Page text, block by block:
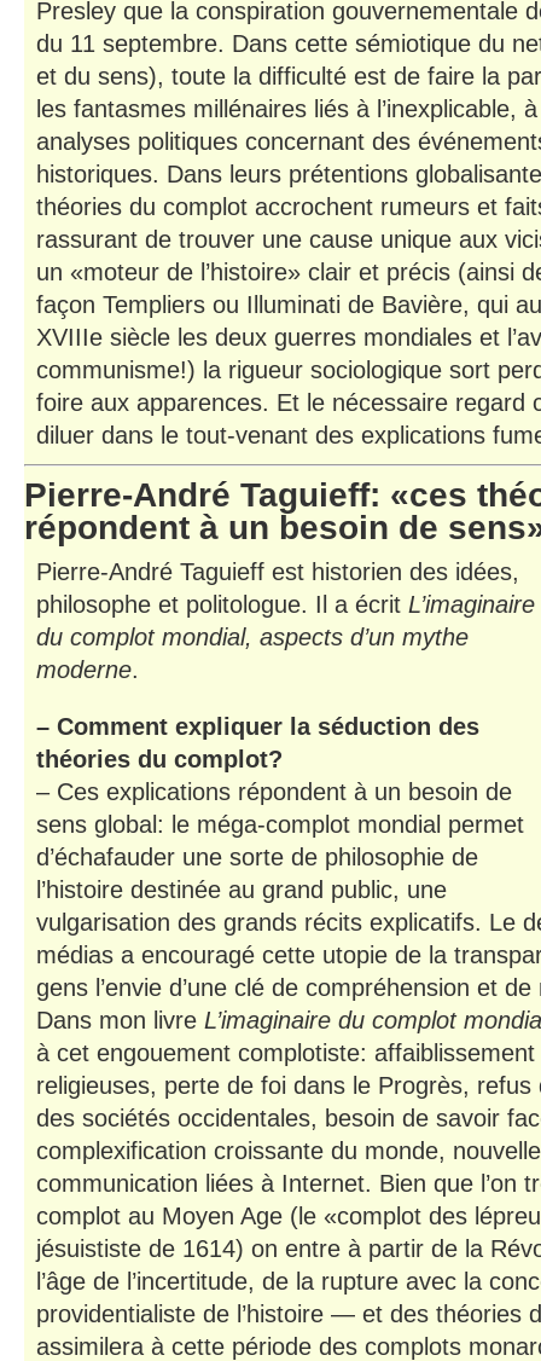
Presley que la conspiration gouvernementale
du 11 septembre. Dans cette sémiotique du
et du sens), toute la difficulté est de faire la
les fantasmes millénaires liés à l’inexplicable,
analyses politiques concernant des
historiques. Dans leurs prétentions
théories du complot accrochent rumeurs et
rassurant de trouver une cause unique aux
un «moteur de l’histoire» clair et précis (ainsi
façon Templiers ou Illuminati de Bavière, qui
XVIIIe siècle les deux guerres mondiales et
communisme!) la rigueur sociologique sort
foire aux apparences. Et le nécessaire regard
diluer dans le tout-venant des explications
Pierre-André Taguieff: «ces
répondent à un besoin de
Pierre-André Taguieff est historien des idées,
philosophe et politologue. Il a écrit L’imaginaire
du complot mondial, aspects d’un mythe
moderne.
– Comment expliquer la séduction des
théories du complot?
– Ces explications répondent à un besoin de
sens global: le méga-complot mondial permet
d’échafauder une sorte de philosophie de
l’histoire destinée au grand public, une
vulgarisation des grands récits explicatifs. Le
médias a encouragé cette utopie de la
gens l’envie d’une clé de compréhension et
Dans mon livre L’imaginaire du complot
à cet engouement complotiste:
religieuses, perte de foi dans le Progrès, refus
des sociétés occidentales, besoin de savoir
complexification croissante du monde,
communication liées à Internet. Bien que l’on
complot au Moyen Age (le «complot des
jésuististe de 1614) on entre à partir de la
l’âge de l’incertitude, de la rupture avec la
providentialiste de l’histoire — et des théories
assimilera à cette période des complots